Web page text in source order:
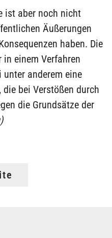
ist aber noch nicht
Äußerungen
haben. Die
einem Verfahren
unter anderem eine
bei Verstößen durch
die Grundsätze der